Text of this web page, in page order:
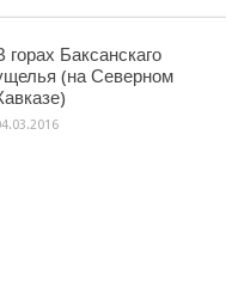
горах Баксанскаго
(на Северном